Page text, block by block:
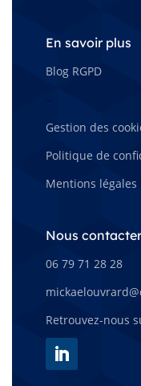
En savoir plus
Blog RGPD
–
Gestion des
Politique de
Mentions légales
Nous contacter
06 79 71 28 28
Retrouvez-nous